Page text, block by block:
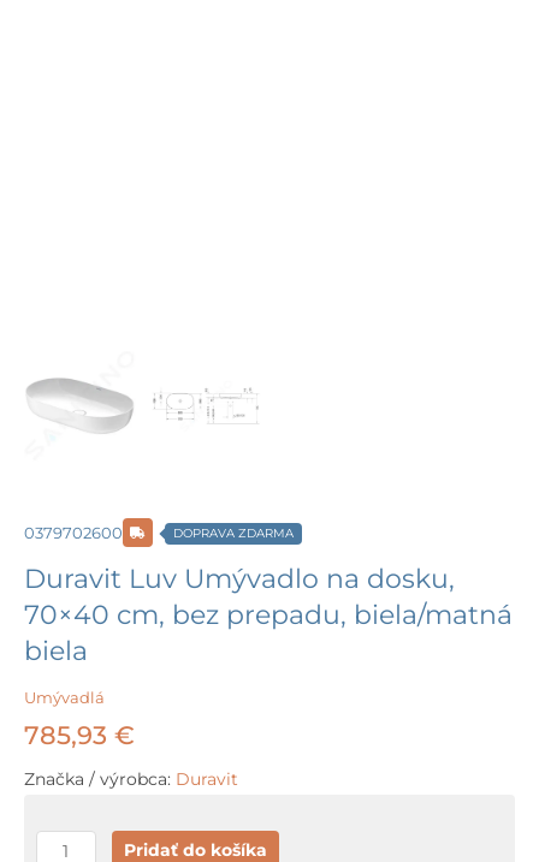
0379702600 DOPRAVA ZDARMA
Duravit Luv Umývadlo na dosku,
70×40 cm, bez prepadu, biela/matná
biela
Umývadlá
785,93 €
Značka / výrobca: Duravit
množstvo
Pridať do košíka